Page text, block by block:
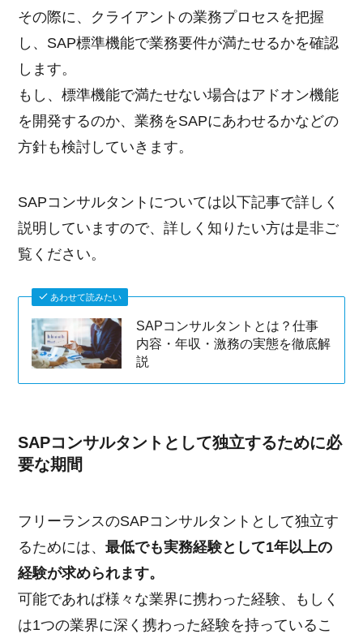
その際に、クライアントの業務プロセスを把握
し、SAP標準機能で業務要件が満たせるかを確認
します。
もし、標準機能で満たせない場合はアドオン機能
を開発するのか、業務をSAPにあわせるかなどの
方針も検討していきます。
SAPコンサルタントについては以下記事で詳しく
説明していますので、詳しく知りたい方は是非ご
覧ください。
あわせて読みたい
SAPコンサルタントとは？仕事
内容・年収・激務の実態を徹底解
説
SAPコンサルタントとして独立するために必
要な期間
フリーランスのSAPコンサルタントとして独立す
るためには、最低でも実務経験として1年以上の
経験が求められます。
可能であれば様々な業界に携わった経験、もしく
は1つの業界に深く携わった経験を持っているこ